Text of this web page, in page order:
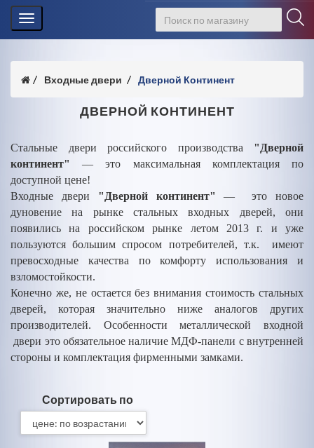
Toggle
navigation
Входные двери Дверной Континент
ДВЕРНОЙ КОНТИНЕНТ
Стальные двери российского производства "Дверной
континент"
— это максимальная комплектация по
доступной цене!
Входные двери "Дверной континент" — это новое
дуновение на рынке стальных входных дверей, они
появились на российском рынке летом 2013 г. и уже
пользуются большим спросом потребителей, т.к. имеют
превосходные качества по комфорту использования и
взломостойкости.
Конечно же, не остается без внимания стоимость стальных
дверей, которая значительно ниже аналогов других
производителей. Особенности металлической входной
двери это обязательное наличие МДФ-панели с внутренней
стороны и комплектация фирменными замками.
Сортировать по